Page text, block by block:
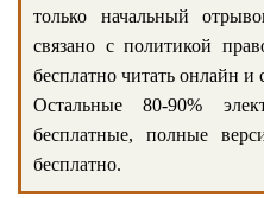
только начальный
связано с политикой
бесплатно читать онлайн и
Остальные 80-90%
бесплатные, полные
бесплатно.